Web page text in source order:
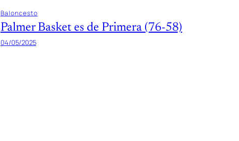
Baloncesto
Palmer Basket es de Primera (76-58)
04/05/2025